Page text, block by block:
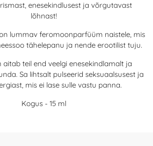
enesekindlusest ja võrgutavast
lõhnast!
lummav feromoonparfüüm naistele, mis
tähelepanu ja nende erootilist tuju.
aitab teil end veelgi enesekindlamalt ja
Sa lihtsalt pulseerid seksuaalsusest ja
mis ei lase sulle vastu panna.
Kogus - 15 ml